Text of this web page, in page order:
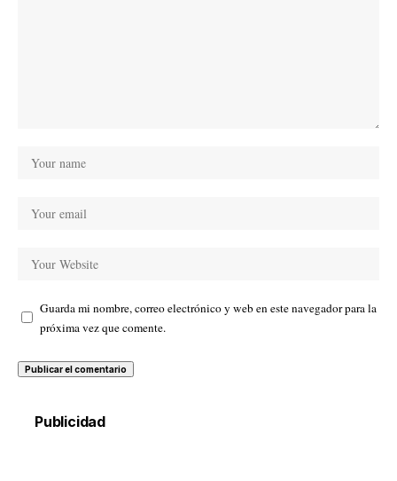
Guarda mi nombre, correo electrónico y web en este navegador para la
próxima vez que comente.
Publicidad